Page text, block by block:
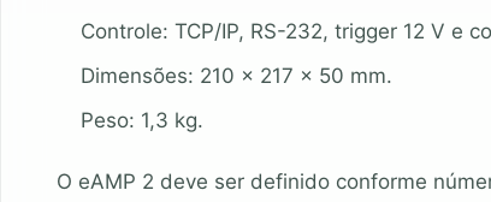
Controle: TCP/IP, RS-232, trigger 12 V e
Dimensões: 210 x 217 x 50 mm.
Peso: 1,3 kg.
O eAMP 2 deve ser definido conforme